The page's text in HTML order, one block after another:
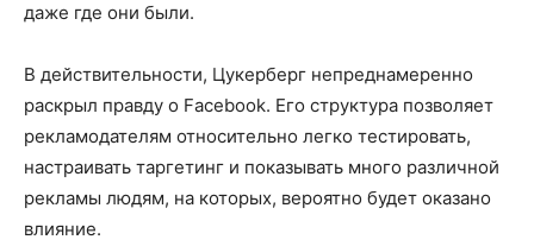
даже где они были.
В действительности, Цукерберг непреднамеренно
раскрыл правду о Facebook. Его структура позволяет
рекламодателям относительно легко тестировать,
настраивать таргетинг и показывать много различной
рекламы людям, на которых, вероятно будет оказано
влияние.